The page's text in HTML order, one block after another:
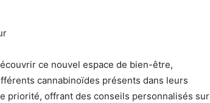
ce nouvel espace de bien-être,
cannabinoïdes présents dans leurs
priorité, offrant des conseils personnalisés sur